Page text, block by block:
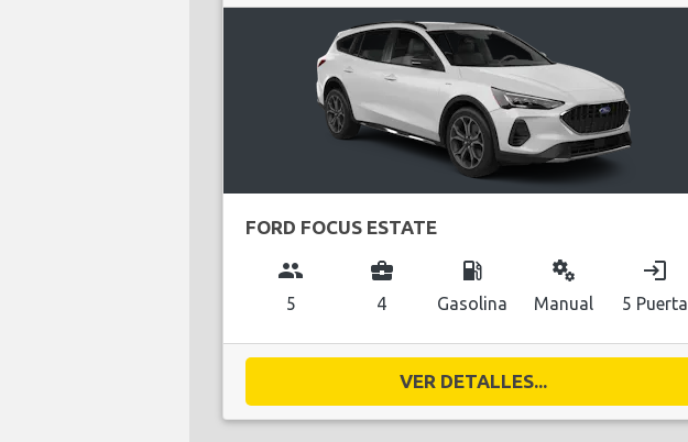
FORD FOCUS ESTATE
group
5
business_center
4
local_gas_station
Gasolina
miscellaneous_services
Manual
login
5 Puerta
VER DETALLES...